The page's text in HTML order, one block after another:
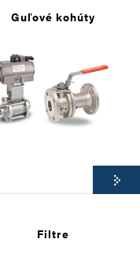
Guľové kohúty
Filtre